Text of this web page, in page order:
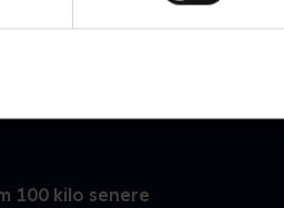
Min sindssygt
100 kilo senere